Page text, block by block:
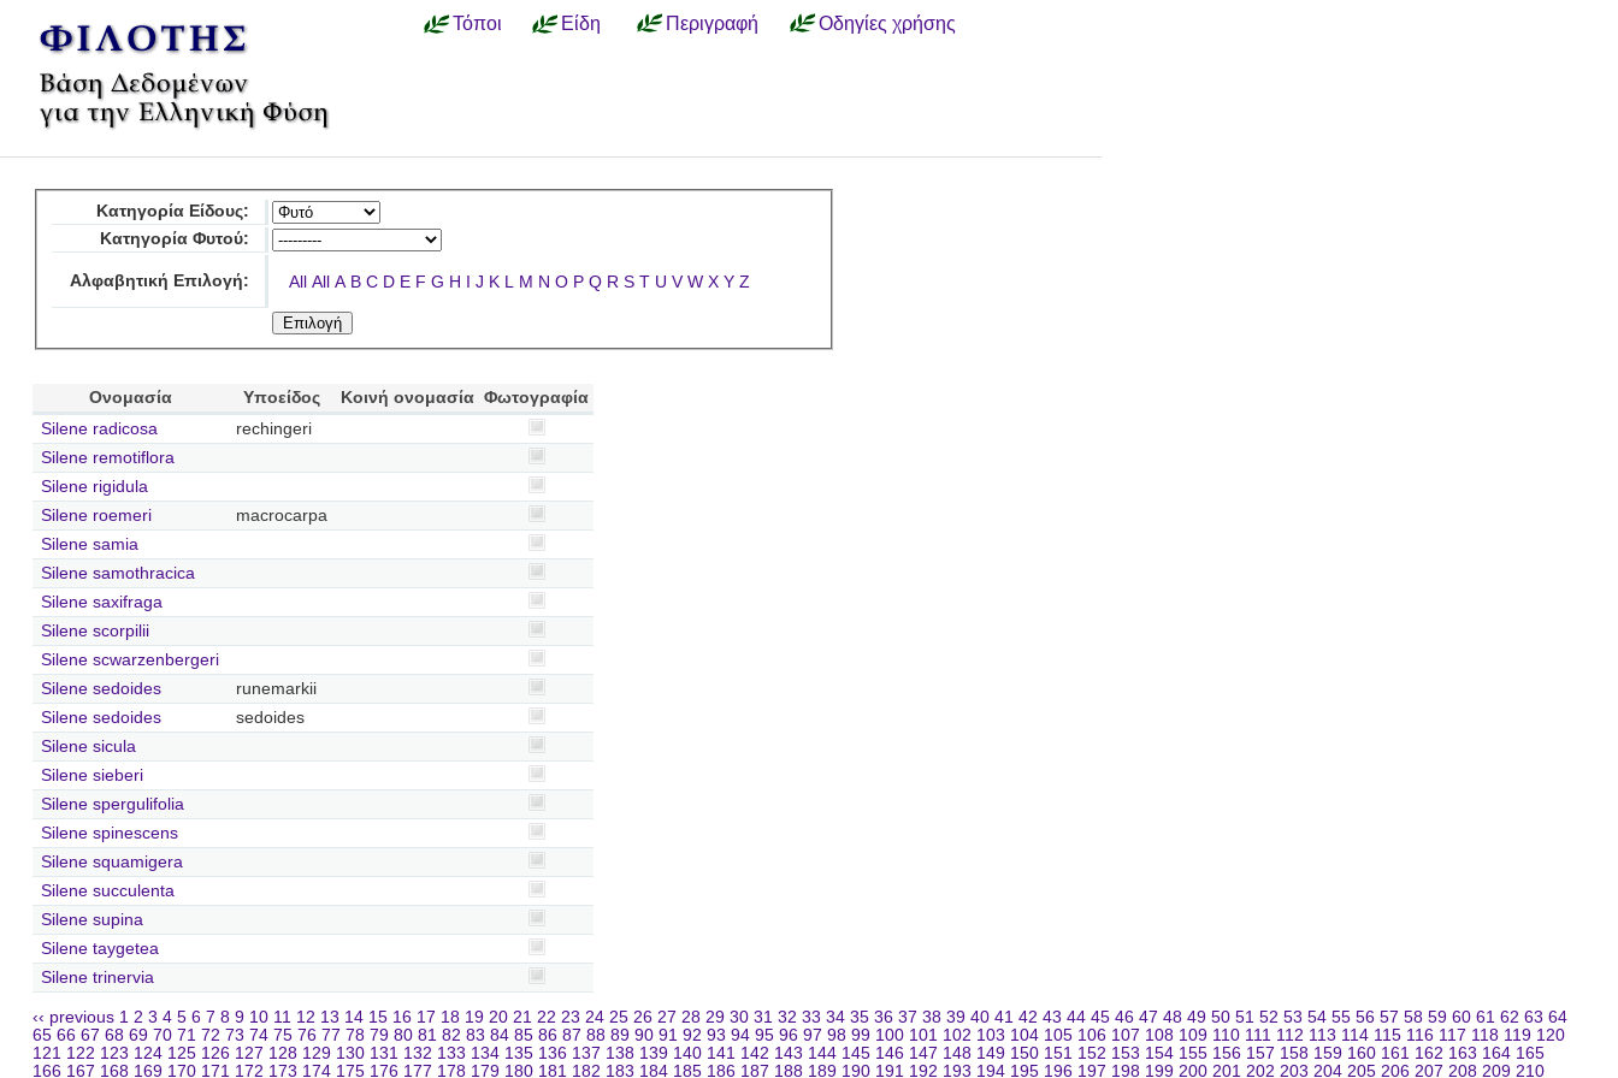
Τόποι Είδη Περιγραφή Οδηγίες χρήσης
Κατηγορία Είδους:
Κατηγορία Φυτού:
Αλφαβητική Επιλογή: All All A B C D E F G H I J K L M N O P Q R S T U V W X Y Z
Ονομασία Υποείδος Κοινή ονομασία Φωτογραφία
Silene radicosa
rechingeri
Silene remotiflora
Silene rigidula
Silene roemeri
macrocarpa
Silene samia
Silene samothracica
Silene saxifraga
Silene scorpilii
Silene scwarzenbergeri
Silene sedoides
runemarkii
Silene sedoides
sedoides
Silene sicula
Silene sieberi
Silene spergulifolia
Silene spinescens
Silene squamigera
Silene succulenta
Silene supina
Silene taygetea
Silene trinervia
‹‹ previous 1 2 3 4 5 6 7 8 9 10 11 12 13 14 15 16 17 18 19 20 21 22 23 24 25 26 27 28 29 30 31 32 33 34 35 36 37 38 39 40 41 42 43 44 45 46 47 48 49 50 51 52 53 54 55 56 57 58 59 60 61 62 63 64
65 66 67 68 69 70 71 72 73 74 75 76 77 78 79 80 81 82 83 84 85 86 87 88 89 90 91 92 93 94 95 96 97 98 99 100 101 102 103 104 105 106 107 108 109 110 111 112 113 114 115 116 117 118 119 120
121 122 123 124 125 126 127 128 129 130 131 132 133 134 135 136 137 138 139 140 141 142 143 144 145 146 147 148 149 150 151 152 153 154 155 156 157 158 159 160 161 162 163 164 165
166 167 168 169 170 171 172 173 174 175 176 177 178 179 180 181 182 183 184 185 186 187 188 189 190 191 192 193 194 195 196 197 198 199 200 201 202 203 204 205 206 207 208 209 210